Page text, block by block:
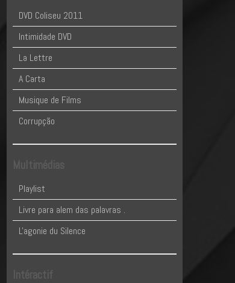
DVD Coliseu 2011
Intimidade DVD
La Lettre
A Carta
Musique de Films
Corrupção
Multimédias
Playlist
Livre para alem das palavras .
L'agonie du Silence
Intéractif